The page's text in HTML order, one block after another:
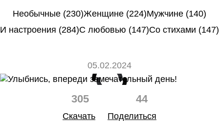
Необычные (230)Женщине (224)Мужчине (140)
И настроения (284)С любовью (147)Со стихами (147)
05.02.2024
305 44
Скачать
Поделиться